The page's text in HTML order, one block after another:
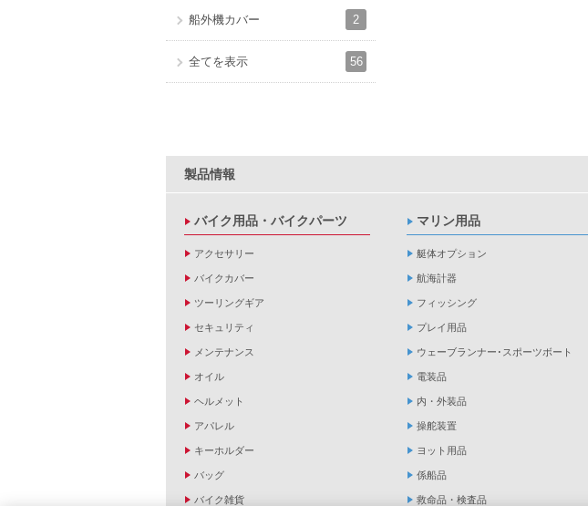
船外機カバー 2
全てを表示 56
製品情報
バイク用品・バイクパーツ
アクセサリー
バイクカバー
ツーリングギア
セキュリティ
メンテナンス
オイル
ヘルメット
アパレル
キーホルダー
バッグ
バイク雑貨
マリン用品
艇体オプション
航海計器
フィッシング
プレイ用品
ウェーブランナー･スポーツボート
電装品
内・外装品
操舵装置
ヨット用品
係船品
救命品・検査品